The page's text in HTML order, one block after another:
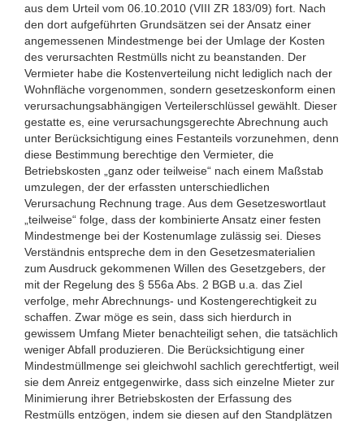
aus dem Urteil vom 06.10.2010 (VIII ZR 183/09) fort. Nach
den dort aufgeführten Grundsätzen sei der Ansatz einer
angemessenen Mindestmenge bei der Umlage der Kosten
des verursachten Restmülls nicht zu beanstanden. Der
Vermieter habe die Kostenverteilung nicht lediglich nach der
Wohnfläche vorgenommen, sondern gesetzeskonform einen
verursachungsabhängigen Verteilerschlüssel gewählt. Dieser
gestatte es, eine verursachungsgerechte Abrechnung auch
unter Berücksichtigung eines Festanteils vorzunehmen, denn
diese Bestimmung berechtige den Vermieter, die
Betriebskosten „ganz oder teilweise“ nach einem Maßstab
umzulegen, der der erfassten unterschiedlichen
Verursachung Rechnung trage. Aus dem Gesetzeswortlaut
„teilweise“ folge, dass der kombinierte Ansatz einer festen
Mindestmenge bei der Kostenumlage zulässig sei. Dieses
Verständnis entspreche dem in den Gesetzesmaterialien
zum Ausdruck gekommenen Willen des Gesetzgebers, der
mit der Regelung des § 556a Abs. 2 BGB u.a. das Ziel
verfolge, mehr Abrechnungs- und Kostengerechtigkeit zu
schaffen. Zwar möge es sein, dass sich hierdurch in
gewissem Umfang Mieter benachteiligt sehen, die tatsächlich
weniger Abfall produzieren. Die Berücksichtigung einer
Mindestmüllmenge sei gleichwohl sachlich gerechtfertigt, weil
sie dem Anreiz entgegenwirke, dass sich einzelne Mieter zur
Minimierung ihrer Betriebskosten der Erfassung des
Restmülls entzögen, indem sie diesen auf den Standplätzen